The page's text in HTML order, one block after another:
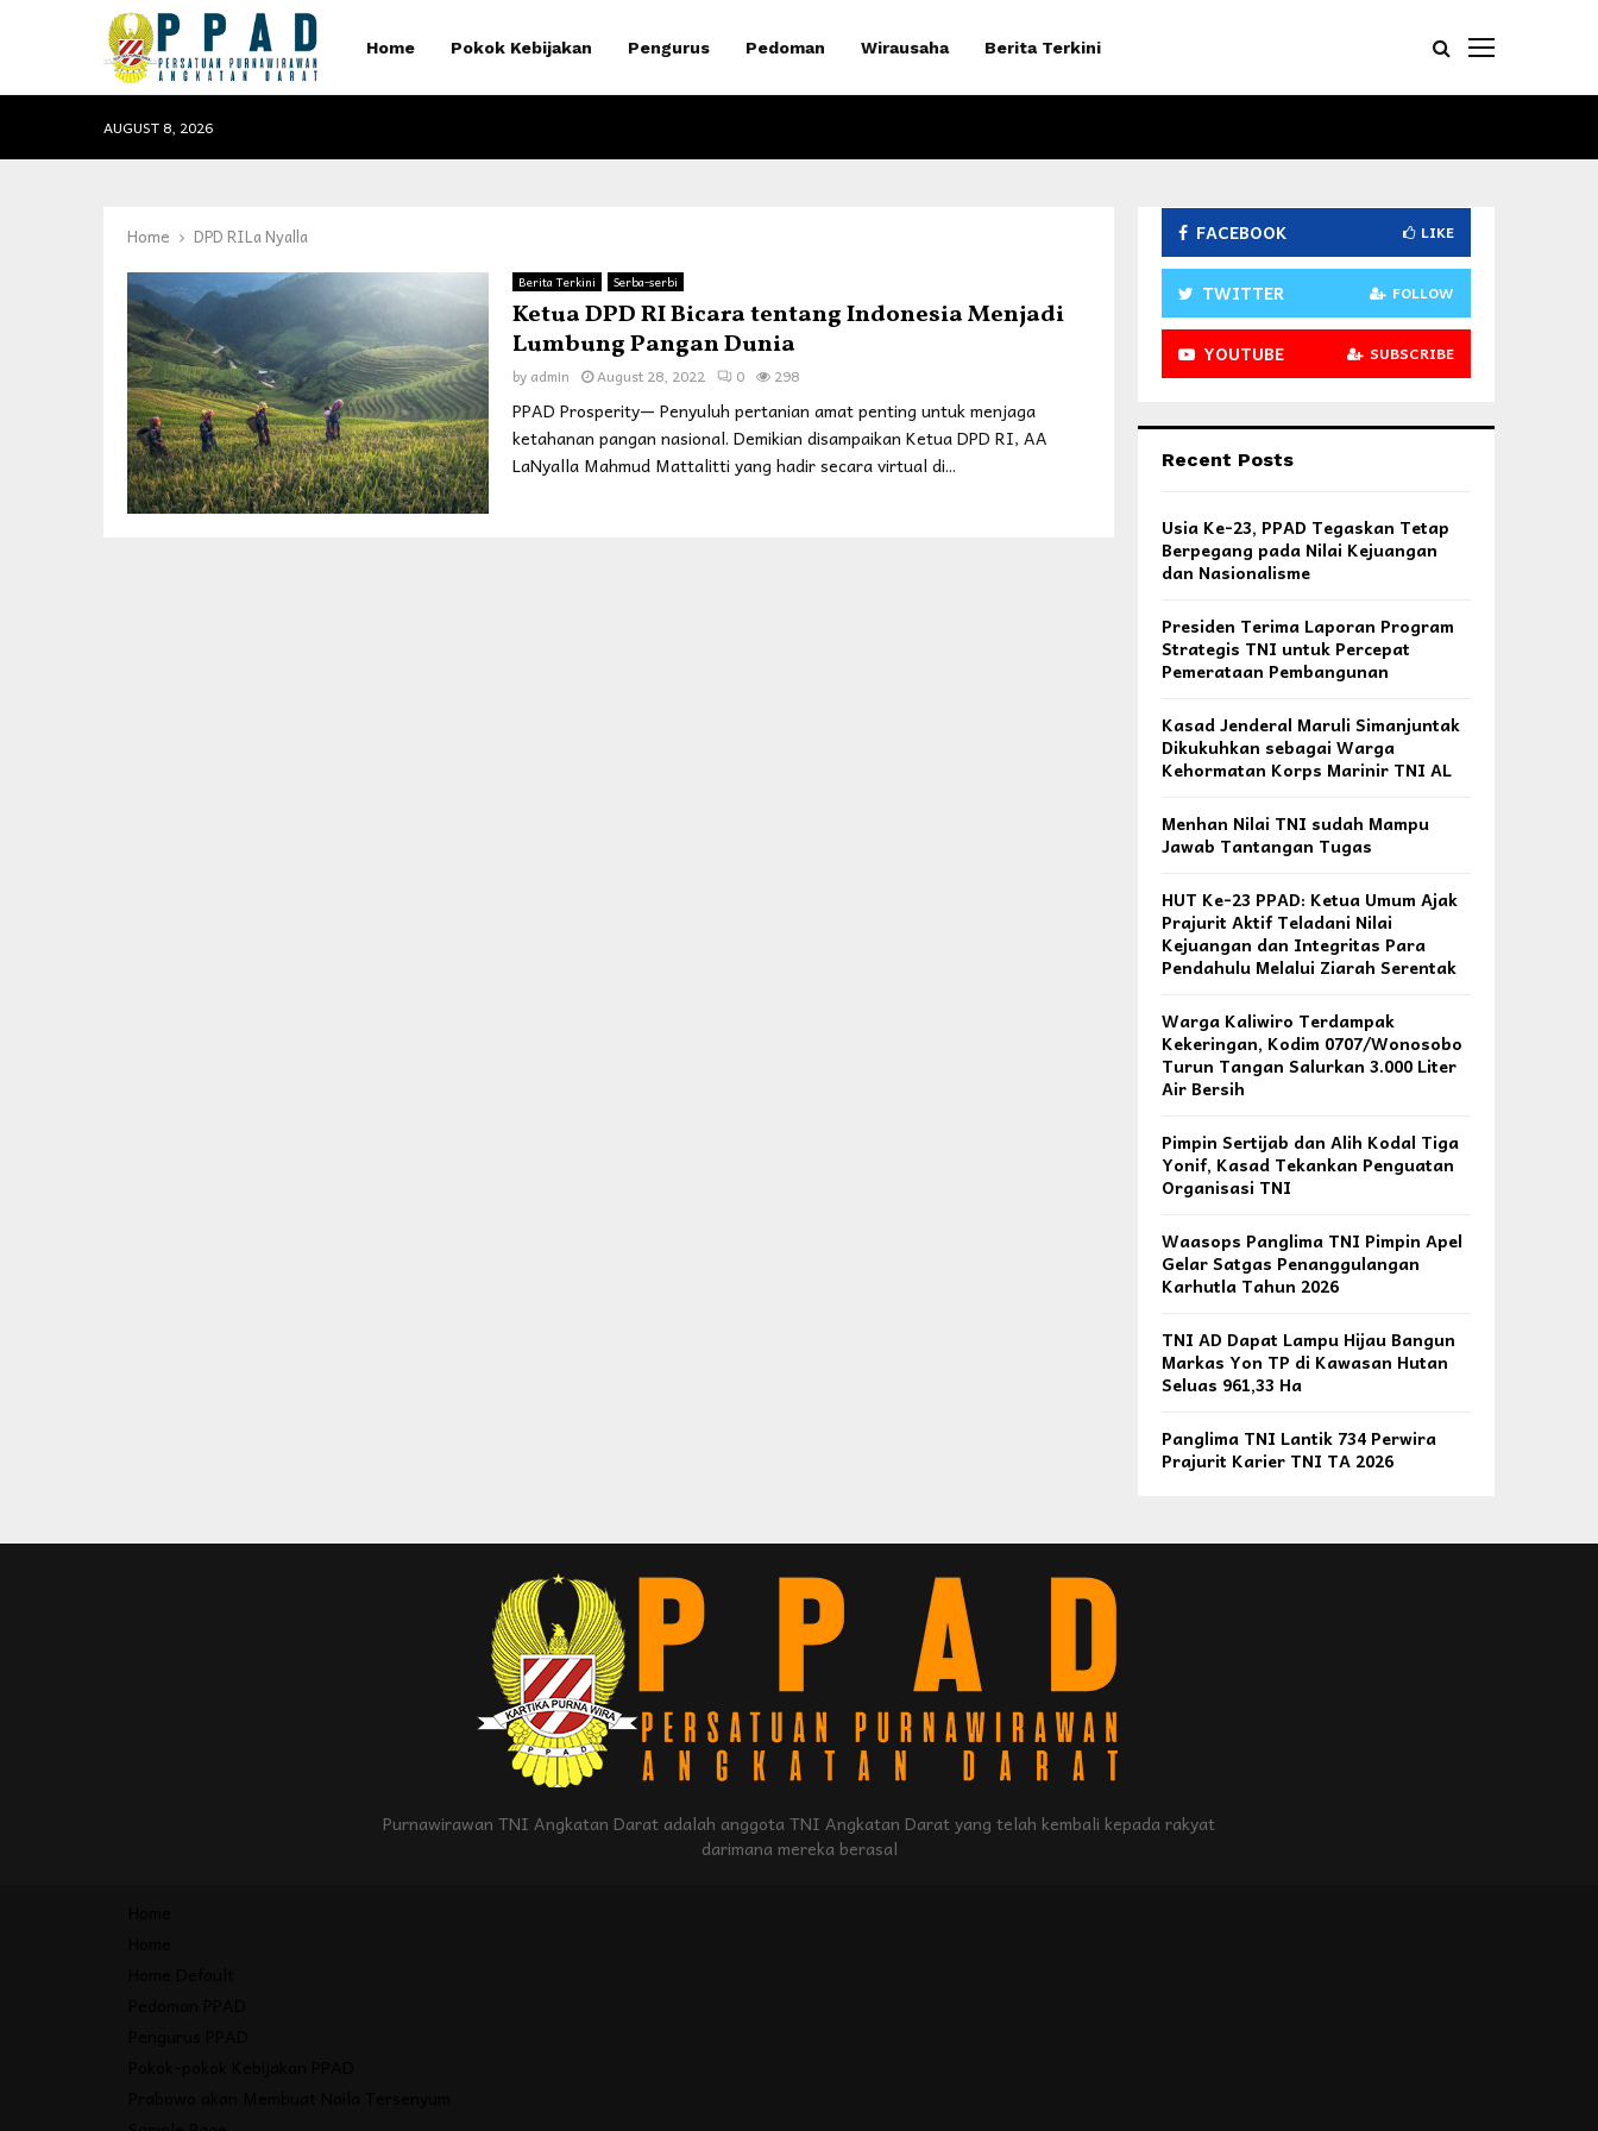
Home Pokok Kebijakan Pengurus Pedoman Wirausaha Berita Terkini
AUGUST 8, 2026
Home DPD RILa Nyalla
Berita Terkini Serba-serbi
Ketua DPD RI Bicara tentang Indonesia Menjadi
Lumbung Pangan Dunia
by admin August 28, 2022 0 298
PPAD Prosperity— Penyuluh pertanian amat penting untuk menjaga
ketahanan pangan nasional. Demikian disampaikan Ketua DPD RI, AA
LaNyalla Mahmud Mattalitti yang hadir secara virtual di...
FACEBOOK LIKE
TWITTER FOLLOW
YOUTUBE SUBSCRIBE
Recent Posts
Usia Ke-23, PPAD Tegaskan Tetap
Berpegang pada Nilai Kejuangan
dan Nasionalisme
Presiden Terima Laporan Program
Strategis TNI untuk Percepat
Pemerataan Pembangunan
Kasad Jenderal Maruli Simanjuntak
Dikukuhkan sebagai Warga
Kehormatan Korps Marinir TNI AL
Menhan Nilai TNI sudah Mampu
Jawab Tantangan Tugas
HUT Ke-23 PPAD: Ketua Umum Ajak
Prajurit Aktif Teladani Nilai
Kejuangan dan Integritas Para
Pendahulu Melalui Ziarah Serentak
Warga Kaliwiro Terdampak
Kekeringan, Kodim 0707/Wonosobo
Turun Tangan Salurkan 3.000 Liter
Air Bersih
Pimpin Sertijab dan Alih Kodal Tiga
Yonif, Kasad Tekankan Penguatan
Organisasi TNI
Waasops Panglima TNI Pimpin Apel
Gelar Satgas Penanggulangan
Karhutla Tahun 2026
TNI AD Dapat Lampu Hijau Bangun
Markas Yon TP di Kawasan Hutan
Seluas 961,33 Ha
Panglima TNI Lantik 734 Perwira
Prajurit Karier TNI TA 2026
Purnawirawan TNI Angkatan Darat adalah anggota TNI Angkatan Darat yang telah kembali kepada rakyat
darimana mereka berasal